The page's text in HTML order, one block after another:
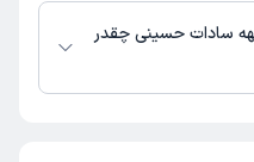
سادات حسینی چقدر